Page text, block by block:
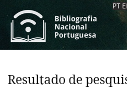
PT
Resultado de